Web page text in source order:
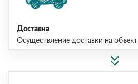
Доставка
Осуществление доставки на